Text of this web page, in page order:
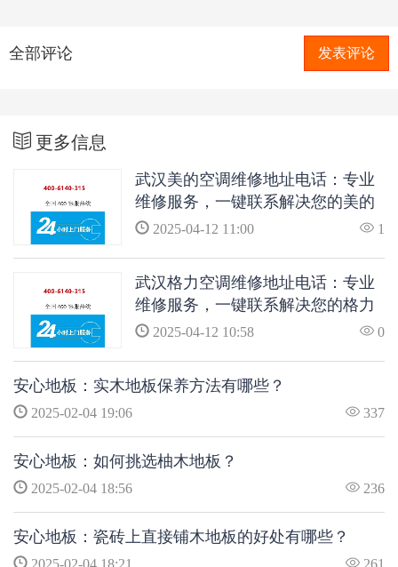
全部评论 发表评论
更多信息
武汉美的空调维修地址电话：专业
维修服务，一键联系解决您的美的
空调问题
2025-04-12 11:00 1
武汉格力空调维修地址电话：专业
维修服务，一键联系解决您的格力
空调问题
2025-04-12 10:58 0
安心地板：实木地板保养方法有哪些？
2025-02-04 19:06 337
安心地板：如何挑选柚木地板？
2025-02-04 18:56 236
安心地板：瓷砖上直接铺木地板的好处有哪些？